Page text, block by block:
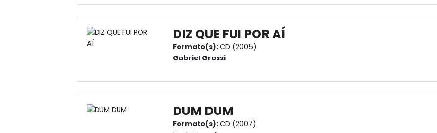
DIZ QUE FUI POR AÍ
Formato(s): CD (2005)
Gabriel Grossi
DUM DUM
Formato(s): CD (2007)